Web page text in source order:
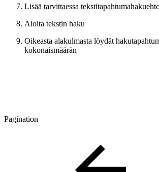
Lisää tarvittaessa
Aloita tekstin haku
Oikeasta alakulmasta löydät
kokonaismäärän
Pagination